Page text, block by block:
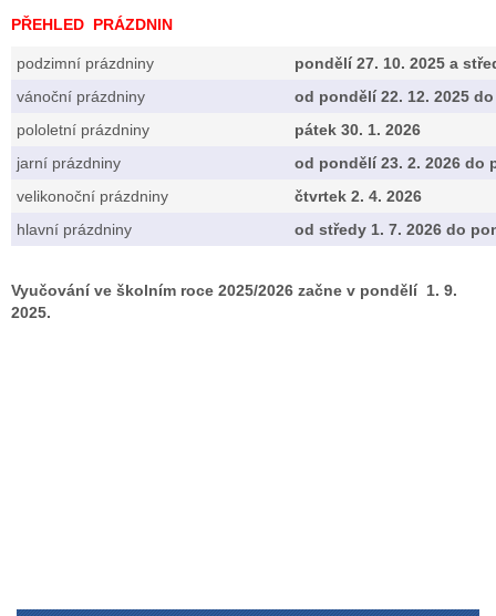
PŘEHLED PRÁZDNIN
podzimní prázdniny
pondělí 27. 10. 2025 a
vánoční prázdniny
od pondělí 22. 12. 2025
pololetní prázdniny
pátek 30. 1. 2026
jarní prázdniny
od pondělí 23. 2. 2026 do
velikonoční prázdniny
čtvrtek 2. 4. 2026
hlavní prázdniny
od středy 1. 7. 2026 do
Vyučování ve školním roce 2025/2026 začne v pondělí 1. 9.
2025.